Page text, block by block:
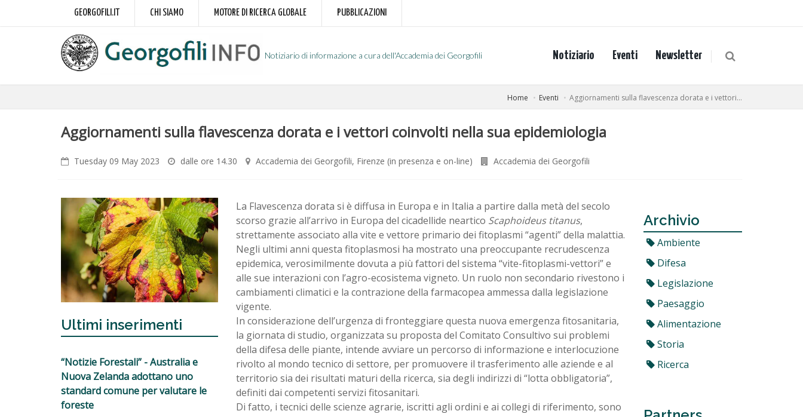
GEORGOFILI.IT CHI SIAMO MOTORE DI RICERCA GLOBALE PUBBLICAZIONI
Notiziario di informazione a cura dell'Accademia dei Georgofili Notiziario Eventi Newsletter
Home Eventi Aggiornamenti sulla flavescenza dorata e i vettori...
Aggiornamenti sulla flavescenza dorata e i vettori coinvolti nella sua epidemiologia
Tuesday 09 May 2023 dalle ore 14.30 Accademia dei Georgofili, Firenze (in presenza e on-line) Accademia dei Georgofili
Ultimi inserimenti
“Notizie Forestali” - Australia e
Nuova Zelanda adottano uno
standard comune per valutare le
foreste
La Flavescenza dorata si è diffusa in Europa e in Italia a partire dalla metà del secolo
scorso grazie all’arrivo in Europa del cicadellide neartico Scaphoideus titanus,
strettamente associato alla vite e vettore primario dei fitoplasmi “agenti” della malattia.
Negli ultimi anni questa fitoplasmosi ha mostrato una preoccupante recrudescenza
epidemica, verosimilmente dovuta a più fattori del sistema “vite-fitoplasmi-vettori” e
alle sue interazioni con l’agro-ecosistema vigneto. Un ruolo non secondario rivestono i
cambiamenti climatici e la contrazione della farmacopea ammessa dalla legislazione
vigente.
In considerazione dell’urgenza di fronteggiare questa nuova emergenza fitosanitaria,
la giornata di studio, organizzata su proposta del Comitato Consultivo sui problemi
della difesa delle piante, intende avviare un percorso di informazione e interlocuzione
rivolto al mondo tecnico di settore, per promuovere il trasferimento alle aziende e al
territorio sia dei risultati maturi della ricerca, sia degli indirizzi di “lotta obbligatoria”,
definiti dai competenti servizi fitosanitari.
Di fatto, i tecnici delle scienze agrarie, iscritti agli ordini e ai collegi di riferimento, sono
Archivio
Ambiente
Difesa
Legislazione
Paesaggio
Alimentazione
Storia
Ricerca